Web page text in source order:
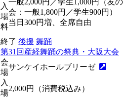
入
場
料
一般2,000円／学生1,000円（友の
会：一般1,800円／学生900円）
当日300円増、全席自由
終了 後援 舞踊
第31回産経舞踊の祭典・大阪大会
会
場
サンケイホールブリーゼ
入
場
2,000円（消費税込み）